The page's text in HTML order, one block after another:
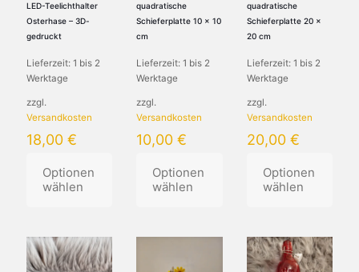
LED-Teelichthalter
Osterhase – 3D-
gedruckt
Lieferzeit: 1 bis 2
Werktage
zzgl.
Versandkosten
18,00 €
Optionen
wählen
quadratische
Schieferplatte 10 x 10
cm
Lieferzeit:1 bis 2
Werktage
zzgl.
Versandkosten
10,00€
Optionen
wählen
Produkt
mehrere
quadratische
Schieferplatte 20 x
20 cm
Lieferzeit: 1 bis 2
Werktage
zzgl.
Versandkosten
20,00 €
Optionen
wählen
Produkt
weist
mehrere